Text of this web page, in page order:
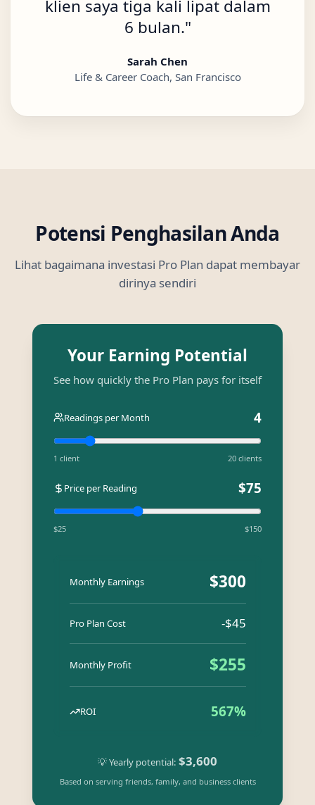
klien saya tiga kali lipat dalam
6 bulan."
Sarah Chen
Life & Career Coach, San Francisco
Potensi Penghasilan Anda
Lihat bagaimana investasi Pro Plan dapat membayar
dirinya sendiri
Your Earning Potential
See how quickly the Pro Plan pays for itself
Readings per Month 4
1 client 20 clients
Price per Reading $75
$25 $150
Monthly Earnings $300
Pro Plan Cost -$45
Monthly Profit $255
ROI 567%
💡 Yearly potential: $3,600
Based on serving friends, family, and business clients